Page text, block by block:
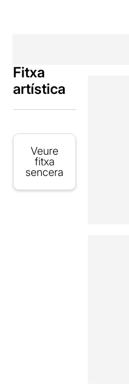
Fitxa
artística
Veure
fitxa
sencera